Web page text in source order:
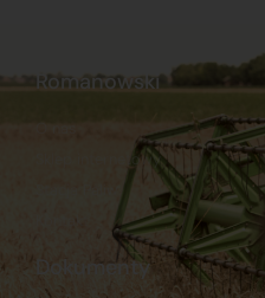
Dokumenty
Romanowski
Sklep internetowy